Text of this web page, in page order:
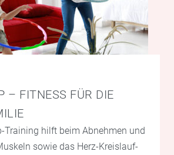
– FITNESS FÜR DIE
Training hilft beim Abnehmen und
sowie das Herz-Kreislauf-